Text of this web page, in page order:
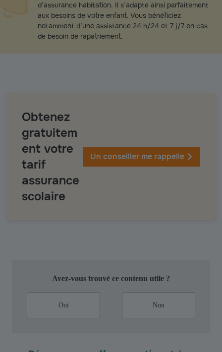
d’assurance habitation. Il s’adapte ainsi parfaitement
aux besoins de votre enfant. Vous bénéficiez
notamment d’une assistance 24 h/24 et 7 j/7 en cas
de besoin de rapatriement.
Obtenez
gratuitem
ent votre
tarif
assurance
scolaire
Un conseiller me rappelle
Avez-vous trouvé ce contenu utile ?
Oui Non